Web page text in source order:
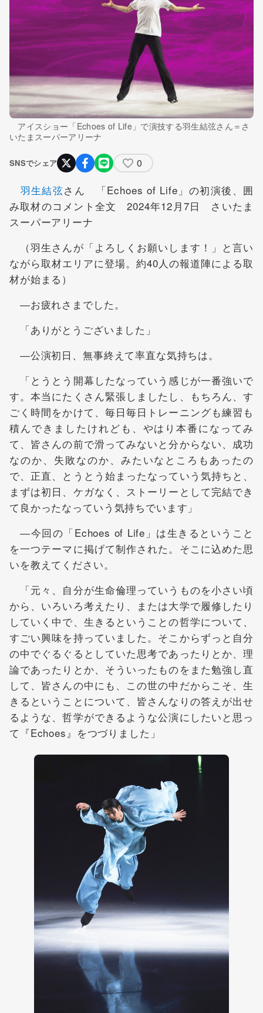
アイスショー「Echoes of Life」で演技する羽生結弦さん＝さ
いたまスーパーアリーナ
SNSでシェア 0
羽生結弦さん 「Echoes of Life」の初演後、囲
み取材のコメント全文 2024年12月7日 さいたま
スーパーアリーナ
（羽生さんが「よろしくお願いします！」と言い
ながら取材エリアに登場。約40人の報道陣による取
材が始まる）
―お疲れさまでした。
「ありがとうございました」
―公演初日、無事終えて率直な気持ちは。
「とうとう開幕したなっていう感じが一番強いで
す。本当にたくさん緊張しましたし、もちろん、す
ごく時間をかけて、毎日毎日トレーニングも練習も
積んできましたけれども、やはり本番になってみ
て、皆さんの前で滑ってみないと分からない、成功
なのか、失敗なのか、みたいなところもあったの
で、正直、とうとう始まったなっていう気持ちと、
まずは初日、ケガなく、ストーリーとして完結でき
て良かったなっていう気持ちでいます」
―今回の「Echoes of Life」は生きるということ
を一つテーマに掲げて制作された。そこに込めた思
いを教えてください。
「元々、自分が生命倫理っていうものを小さい頃
から、いろいろ考えたり、または大学で履修したり
していく中で、生きるということの哲学について、
すごい興味を持っていました。そこからずっと自分
の中でぐるぐるとしていた思考であったりとか、理
論であったりとか、そういったものをまた勉強し直
して、皆さんの中にも、この世の中だからこそ、生
きるということについて、皆さんなりの答えが出せ
るような、哲学ができるような公演にしたいと思っ
て『Echoes』をつづりました」